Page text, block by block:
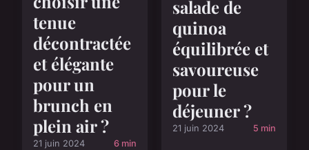
tenue
décontractée
et élégante
pour un
brunch en
plein air ?
21 juin 2024 6 min
salade de
quinoa
équilibrée et
savoureuse
pour le
déjeuner ?
21 juin 2024 5 min